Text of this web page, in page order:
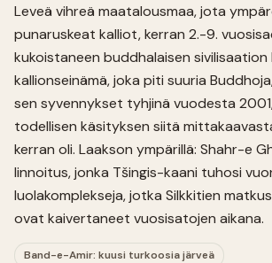
Leveä vihreä maatalousmaa, jota
punaruskeat kalliot, kerran 2.-9.
kukoistaneen buddhalaisen sivilisaation
kallionseinämä, joka piti suuria
sen syvennykset tyhjinä vuodesta
todellisen käsityksen siitä
kerran oli. Laakson ympärillä: Shahr-e
linnoitus, jonka Tšingis-kaani tuhosi
luolakomplekseja, jotka Silkkitien
ovat kaivertaneet vuosisatojen aikana.
Band-e-Amir: kuusi turkoosia järveä